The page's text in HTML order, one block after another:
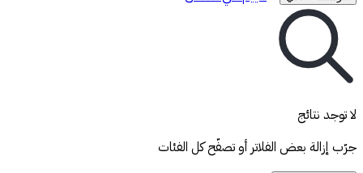
لا توجد نتائج
جرّب إزالة بعض الفلاتر أو تصفّح كل الفئات